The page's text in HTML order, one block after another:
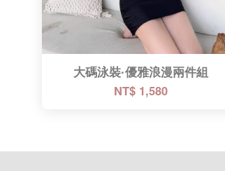
大碼泳裝·優雅浪漫兩件組
NT$ 1,580